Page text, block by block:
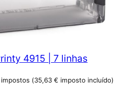
4915 | 7 linhas
(35,63 € imposto incluído)